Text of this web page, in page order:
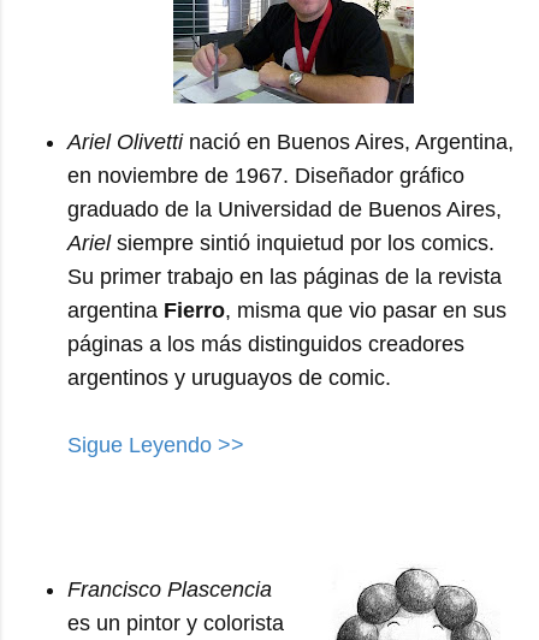
Ariel Olivettinació en Buenos Aires, Argentina,
en noviembre de 1967. Diseñador gráfico
graduado de la Universidad de Buenos Aires,
Arielsiempre sintió inquietud por los comics.
Su primer trabajo en las páginas de la revista
argentina Fierro, misma que vio pasar en sus
páginas a los más distinguidos creadores
argentinos y uruguayos de comic.
Sigue Leyendo >>
Francisco Plascencia
es un pintor y colorista